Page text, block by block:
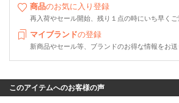
商品のお気に入り登録
再入荷やセール開始、残り１点の時にいち早く
マイブランドの登録
新商品やセール等、ブランドのお得な情報をお送
このアイテムへのお客様の声